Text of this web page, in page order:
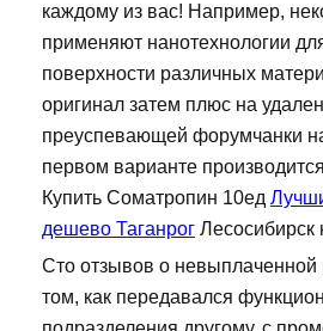
каждому из вас! Например,
применяют нанотехнологии
поверхности различных
оригинал затем плюс на
преуспевающей форумчанки
первом варианте
Купить Cоматропин 10ед
дешево Таганрог Лесосибирск
Сто отзывов о
том, как передавался